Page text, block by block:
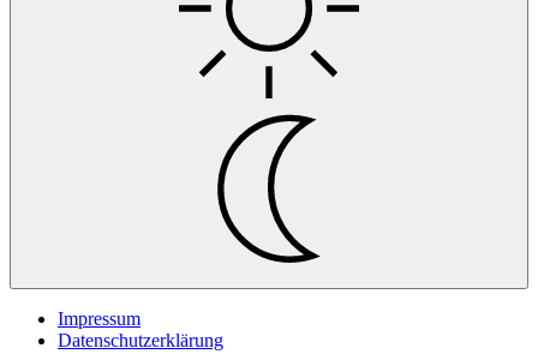
Impressum
Datenschutzerklärung